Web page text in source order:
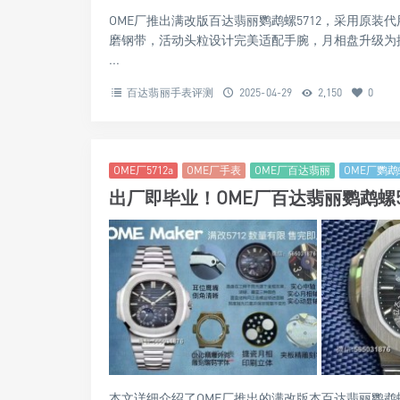
OME厂推出满改版百达翡丽鹦鹉螺5712，采用原装
磨钢带，活动头粒设计完美适配手腕，月相盘升级
...
百达翡丽手表评测 2025-04-29 2,150 0
OME厂5712a OME厂手表 OME厂百达翡丽 OME厂鹦
出厂即毕业！OME厂百达翡丽鹦鹉